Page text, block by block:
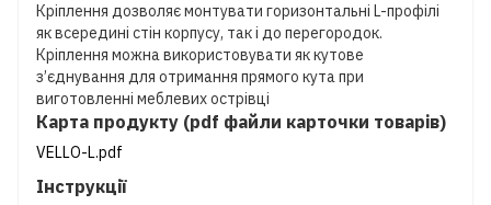
Кріплення дозволяє монтувати горизонтальні L-профілі
як всередині стін корпусу, так і до перегородок.
Кріплення можна використовувати як кутове
з’єднування для отримання прямого кута при
виготовленні меблевих острівці
Карта продукту (pdf файли карточки товарів)
VELLO-L.pdf
Інструкції